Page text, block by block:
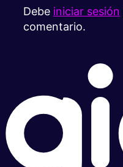
Debe iniciar sesión
comentario.